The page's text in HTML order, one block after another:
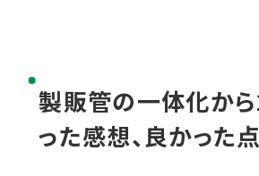
製販管の一体化か
った感想、良かった点